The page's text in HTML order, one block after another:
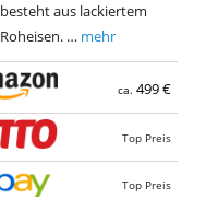
besteht aus lackiertem
Roheisen. … mehr
ca. 499 €
Top Preis
Top Preis